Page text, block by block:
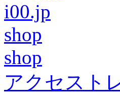
i00.jp
shop
shop
アクセスト